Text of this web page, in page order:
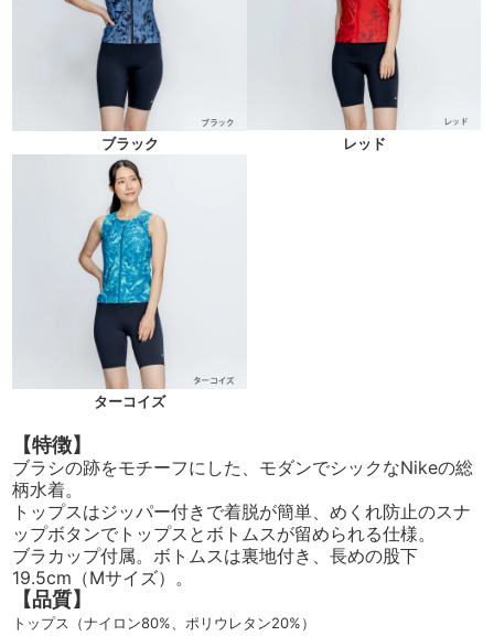
ブラック レッド
ターコイズ
【特徴】
ブラシの跡をモチーフにした、モダンでシックなNikeの総
柄水着。
トップスはジッパー付きで着脱が簡単、めくれ防止のスナ
ップボタンでトップスとボトムスが留められる仕様。
ブラカップ付属。ボトムスは裏地付き、長めの股下
19.5cm（Mサイズ）。
【品質】
トップス（ナイロン80%、ポリウレタン20%）